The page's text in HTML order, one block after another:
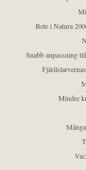
Bete i Natura
Snabb anpassning
Mindre